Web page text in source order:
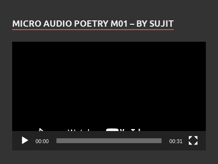
MICRO AUDIO POETRY M01 – BY SUJIT
00:00 00:31